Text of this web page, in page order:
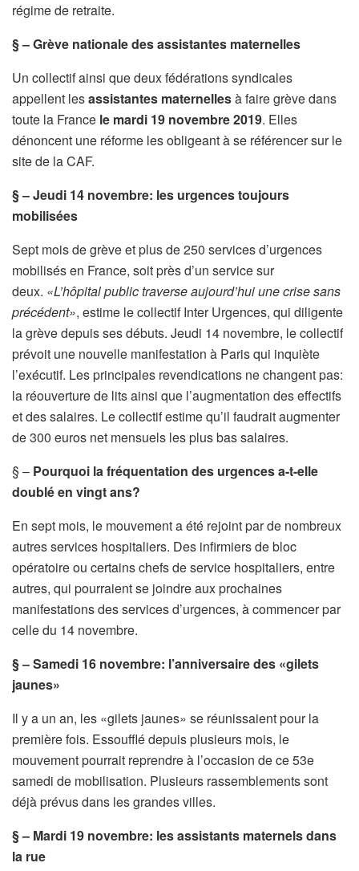
régime de retraite.
§ – Grève nationale des assistantes maternelles
Un collectif ainsi que deux fédérations syndicales
appellent lesassistantes maternellesà faire grève dans
toute la France le mardi 19 novembre 2019. Elles
dénoncent une réforme les obligeant à se référencer sur le
site de la CAF.
§ –Jeudi 14 novembre: les urgences toujours
mobilisées
Sept mois de grève et plus de 250 services d’urgences
mobilisés en France, soit près d’un service sur
deux. «L’hôpital public traverse aujourd’hui une crise sans
précédent», estime le collectif Inter Urgences, qui diligente
la grève depuis ses débuts. Jeudi 14 novembre, le collectif
prévoit une nouvelle manifestation à Paris qui inquiète
l’exécutif. Les principales revendications ne changent pas:
la réouverture de lits ainsi que l’augmentation des effectifs
et des salaires. Le collectif estime qu’il faudrait augmenter
de 300 euros net mensuels les plus bas salaires.
§ – Pourquoi la fréquentation des urgences a-t-elle
doublé en vingt ans?
En sept mois, le mouvement a été rejoint par de nombreux
autres services hospitaliers. Des infirmiers de bloc
opératoire ou certains chefs de service hospitaliers, entre
autres, qui pourraient se joindre aux prochaines
manifestations des services d’urgences, à commencer par
celle du 14 novembre.
§ – Samedi 16 novembre: l’anniversaire des «gilets
jaunes»
Il y a un an, les «gilets jaunes» se réunissaient pour la
première fois. Essoufflé depuis plusieurs mois, le
mouvement pourrait reprendre à l’occasion de ce 53e
samedi de mobilisation. Plusieurs rassemblements sont
déjà prévus dans les grandes villes.
§ – Mardi 19 novembre: les assistants maternels dans
la rue